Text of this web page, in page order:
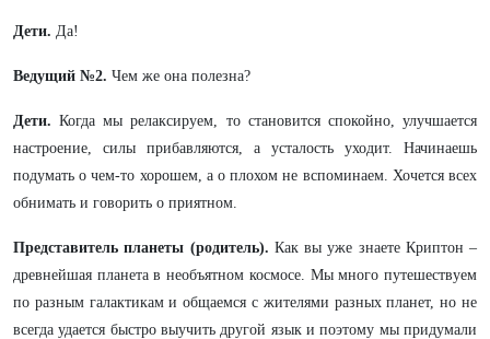
Дети. Да!
Ведущий №2. Чем же она полезна?
Дети.Когда мы релаксируем, то становится спокойно, улучшается
настроение, силы прибавляются, а усталость уходит. Начинаешь
подумать о чем-то хорошем, а о плохом не вспоминаем. Хочется всех
обнимать и говорить о приятном.
Представитель планеты (родитель). Как вы уже знаете Криптон –
древнейшая планета в необъятном космосе. Мы много путешествуем
по разным галактикам и общаемся с жителями разных планет, но не
всегда удается быстро выучить другой язык и поэтому мы придумали